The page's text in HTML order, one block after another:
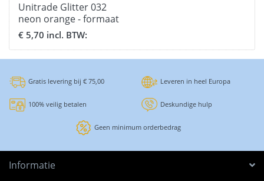
Unitrade Glitter 032
neon orange - formaat
30,5 x 50 cm.
€ 5,70 incl. BTW:
Gratis levering bij € 75,00 Leveren in heel Europa
100% veilig betalen Deskundige hulp
Geen minimum orderbedrag
Informatie